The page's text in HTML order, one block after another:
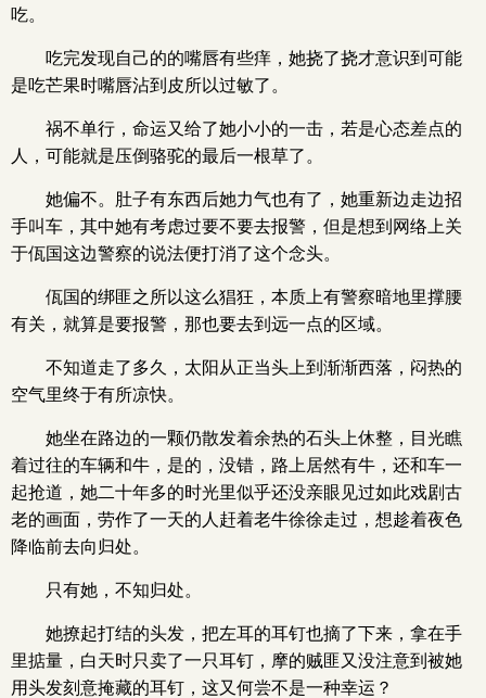
吃。
吃完发现自己的的嘴唇有些痒，她挠了挠才意识到可能
是吃芒果时嘴唇沾到皮所以过敏了。
祸不单行，命运又给了她小小的一击，若是心态差点的
人，可能就是压倒骆驼的最后一根草了。
她偏不。肚子有东西后她力气也有了，她重新边走边招
手叫车，其中她有考虑过要不要去报警，但是想到网络上关
于佤国这边警察的说法便打消了这个念头。
佤国的绑匪之所以这么猖狂，本质上有警察暗地里撑腰
有关，就算是要报警，那也要去到远一点的区域。
不知道走了多久，太阳从正当头上到渐渐西落，闷热的
空气里终于有所凉快。
她坐在路边的一颗仍散发着余热的石头上休整，目光瞧
着过往的车辆和牛，是的，没错，路上居然有牛，还和车一
起抢道，她二十年多的时光里似乎还没亲眼见过如此戏剧古
老的画面，劳作了一天的人赶着老牛徐徐走过，想趁着夜色
降临前去向归处。
只有她，不知归处。
她撩起打结的头发，把左耳的耳钉也摘了下来，拿在手
里掂量，白天时只卖了一只耳钉，摩的贼匪又没注意到被她
用头发刻意掩藏的耳钉，这又何尝不是一种幸运？